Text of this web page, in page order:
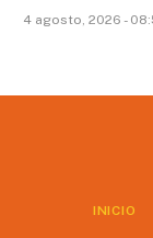
4 agosto, 2026 -
INICIO